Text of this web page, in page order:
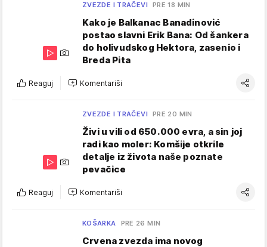
ZVEZDE I TRAČEVI PRE 18 MIN
Kako je Balkanac Banadinović
postao slavni Erik Bana: Od šankera
do holivudskog Hektora, zasenio i
Breda Pita
Reaguj Komentariši
ZVEZDE I TRAČEVI PRE 20 MIN
Živi u vili od 650.000 evra, a sin joj
radi kao moler: Komšije otkrile
detalje iz života naše poznate
pevačice
Reaguj Komentariši
KOŠARKA PRE 26 MIN
Crvena zvezda ima novog